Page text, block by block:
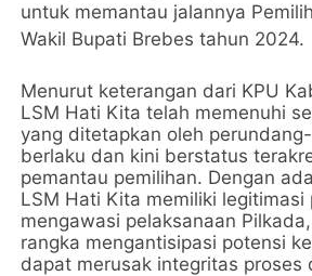
untuk memantau jalannya
Wakil Bupati Brebes tahun 2024.
Menurut keterangan dari KPU
LSM Hati Kita telah memenuhi
yang ditetapkan oleh
berlaku dan kini berstatus
pemantau pemilihan. Dengan
LSM Hati Kita memiliki legitimasi
mengawasi pelaksanaan
rangka mengantisipasi potensi
dapat merusak integritas proses